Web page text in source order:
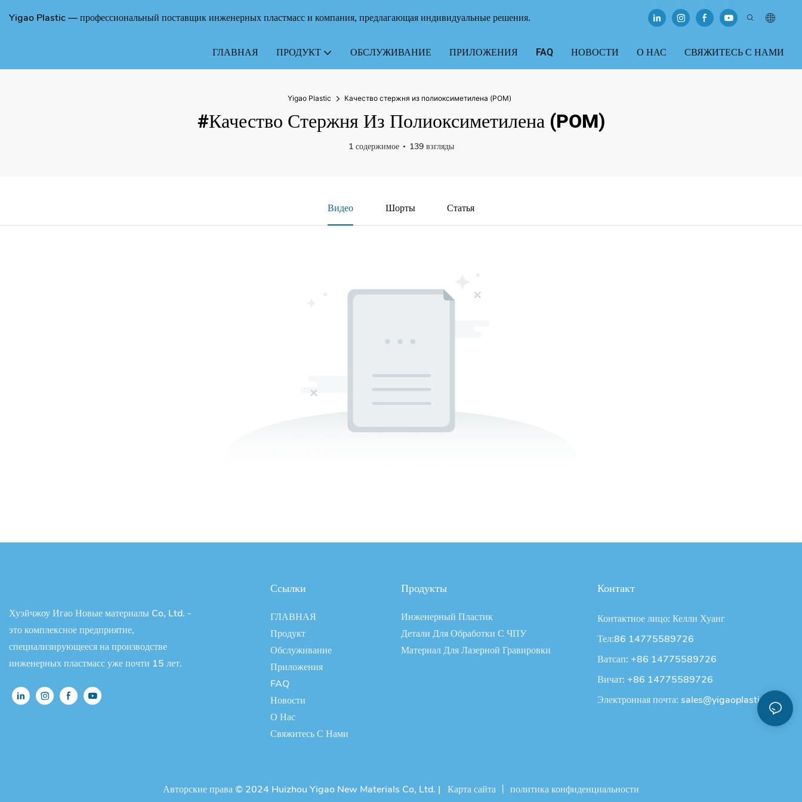
Yigao Plastic — профессиональный поставщик инженерных пластмасс и компания, предлагающая индивидуальные решения.
ГЛАВНАЯ ПРОДУКТ ОБСЛУЖИВАНИЕ ПРИЛОЖЕНИЯ FAQ НОВОСТИ О НАС СВЯЖИТЕСЬ С НАМИ
Yigao Plastic Качество стержня из полиоксиметилена (POM)
#Качество Стержня Из Полиоксиметилена (POM)
1 содержимое 139 взгляды
Видео Шорты Статья
Хуэйчжоу Игао Новые материалы Co, Ltd. -
это комплексное предприятие,
специализирующееся на производстве
инженерных пластмасс уже почти 15 лет.
Ссылки
ГЛАВНАЯ
Продукт
Обслуживание
Приложения
FAQ
Новости
О Нас
Свяжитесь С Нами
Продукты
Инженерный Пластик
Детали Для Обработки С ЧПУ
Материал Для Лазерной Гравировки
Контакт
Контактное лицо: Келли Хуанг
Тел:86 14775589726
Ватсап: +86 14775589726
Вичат: +86 14775589726
Электронная почта: sales@yigaoplastic.com
Авторские права © 2024 Huizhou Yigao New Materials Co, Ltd. | Карта сайта политика конфиденциальности